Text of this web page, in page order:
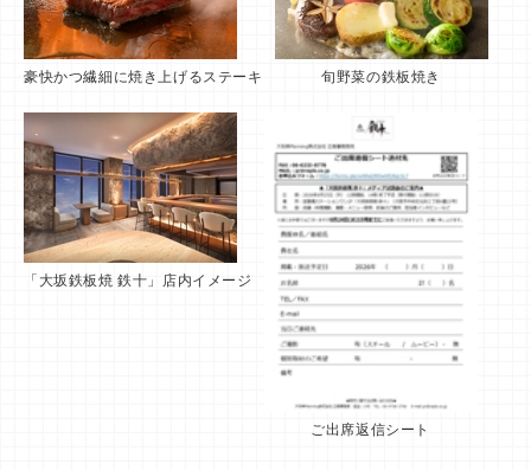
豪快かつ繊細に焼き上げるステーキ 旬野菜の鉄板焼き
「大坂鉄板焼 鉄十」店内イメージ
ご出席返信シート